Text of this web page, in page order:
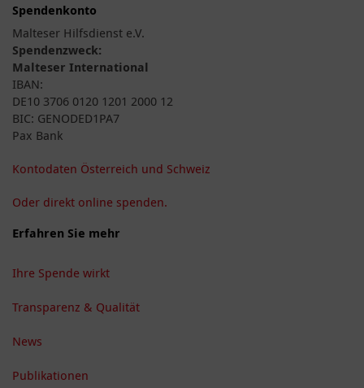
Spendenkonto
Malteser Hilfsdienst e.V.
Spendenzweck:
Malteser International
IBAN:
DE10 3706 0120 1201 2000 12
BIC: GENODED1PA7
Pax Bank
Kontodaten Österreich und Schweiz
Oder direkt online spenden.
Erfahren Sie mehr
Ihre Spende wirkt
Transparenz & Qualität
News
Publikationen